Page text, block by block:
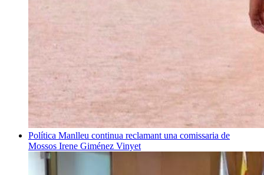
Política Manlleu continua reclamant una comissaria de
Mossos Irene Giménez Vinyet